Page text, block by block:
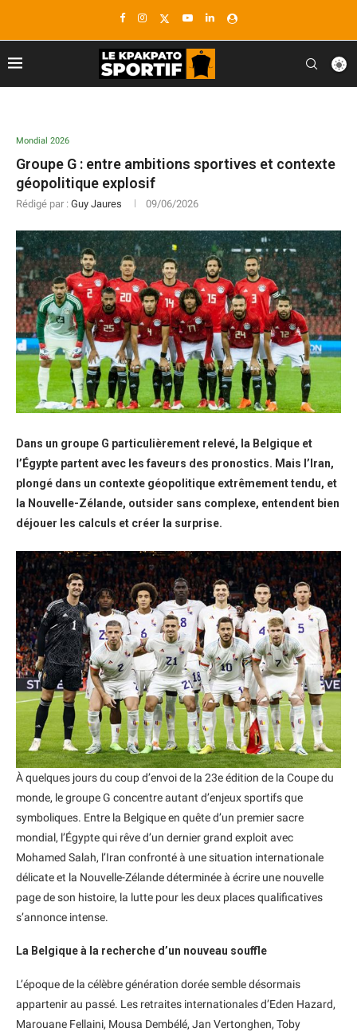
Mondial 2026
Groupe G : entre ambitions sportives et contexte
géopolitique explosif
Rédigé par : Guy Jaures 09/06/2026
Dans un groupe G particulièrement relevé, la Belgique et
l’Égypte partent avec les faveurs des pronostics. Mais l’Iran,
plongé dans un contexte géopolitique extrêmement tendu, et
la Nouvelle-Zélande, outsider sans complexe, entendent bien
déjouer les calculs et créer la surprise.
À quelques jours du coup d’envoi de la 23e édition de la Coupe du
monde, le groupe G concentre autant d’enjeux sportifs que
symboliques. Entre la Belgique en quête d’un premier sacre
mondial, l’Égypte qui rêve d’un dernier grand exploit avec
Mohamed Salah, l’Iran confronté à une situation internationale
délicate et la Nouvelle-Zélande déterminée à écrire une nouvelle
page de son histoire, la lutte pour les deux places qualificatives
s’annonce intense.
La Belgique à la recherche d’un nouveau souffle
L’époque de la célèbre génération dorée semble désormais
appartenir au passé. Les retraites internationales d’Eden Hazard,
Marouane Fellaini, Mousa Dembélé, Jan Vertonghen, Toby